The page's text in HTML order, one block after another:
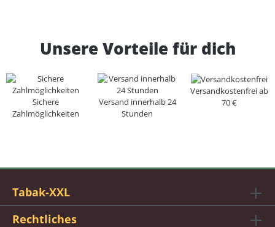
Unsere Vorteile für dich
Sichere
Zahlmöglichkeiten
Versand innerhalb 24
Stunden
Versandkostenfrei ab
70 €
Tabak-XXL
Rechtliches